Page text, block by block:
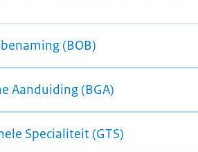
(BOB)
Aanduiding (BGA)
Specialiteit (GTS)